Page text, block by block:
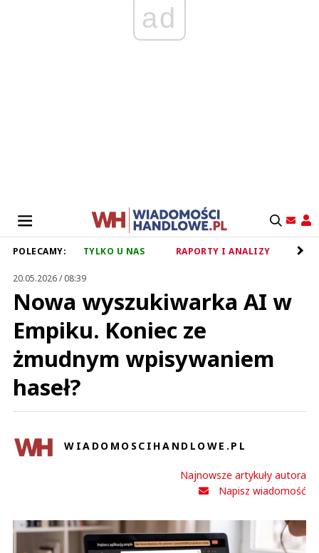
ad
POLECAMY: TYLKO U NAS RAPORTY I ANALIZY
20.05.2026 / 08:39
Nowa wyszukiwarka AI w
Empiku. Koniec ze
żmudnym wpisywaniem
haseł?
WIADOMOSCIHANDLOWE.PL
Najnowsze artykuły autora
Napisz wiadomość